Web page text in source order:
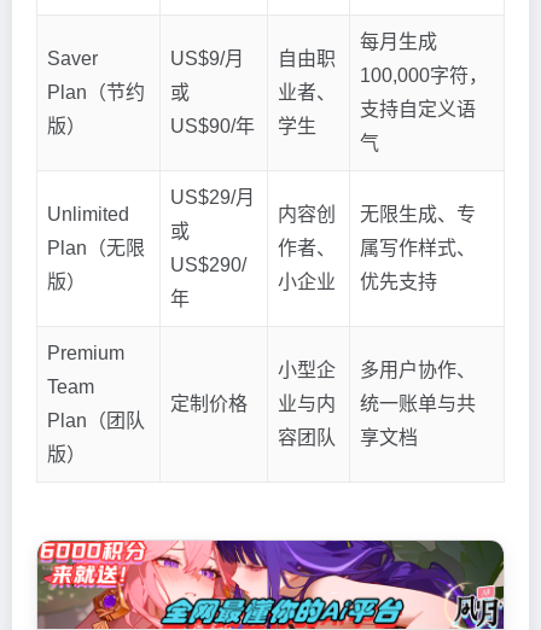
Saver
Plan（节约
版）
US$9/月
或
US$90/年
自由职
业者、
学生
每月生成
100,000字符，
支持自定义语
气
Unlimited
Plan（无限
版）
US$29/月
或
US$290/
年
内容创
作者、
小企业
无限生成、专
属写作样式、
优先支持
Premium
Team
Plan（团队
版）
定制价格
小型企
业与内
容团队
多用户协作、
统一账单与共
享文档